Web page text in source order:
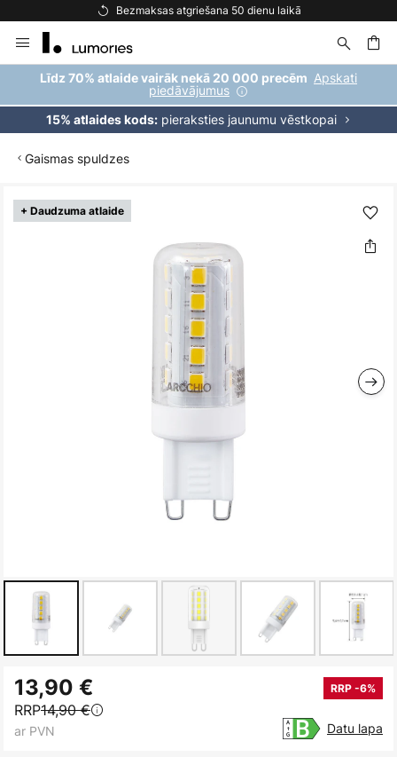
Bezmaksas atgriešana 50 dienu laikā
to
Content
Līdz 70% atlaide vairāk nekā 20 000 precēm Apskati
piedāvājumus
15% atlaides kods:pieraksties jaunumu vēstkopai
Gaismas spuldzes
+ Daudzuma atlaide
Iet
uz
uz
galerijas
sākumu
13,90 € RRP -6%
RRP14,90 €
ar PVN Datu lapa